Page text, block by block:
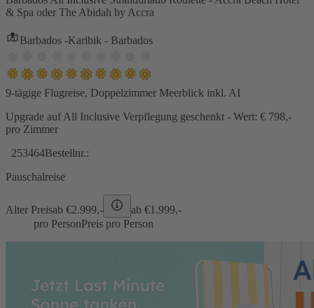
& Spa oder The Abidah by Accra
Barbados -Karibik - Barbados
9-tägige Flugreise, Doppelzimmer Meerblick inkl. AI
Upgrade auf All Inclusive Verpflegung geschenkt - Wert: € 798,-
pro Zimmer
253464Bestellnr.:
Pauschalreise
Alter Preisab €2.999,- ab €1.999,-
pro PersonPreis pro Person